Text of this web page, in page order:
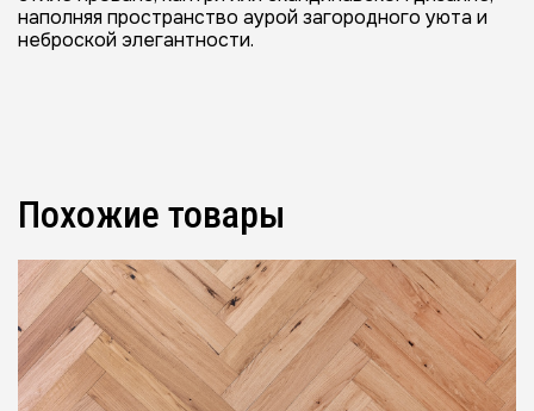
наполняя пространство аурой загородного уюта и
неброской элегантности.
Похожие товары